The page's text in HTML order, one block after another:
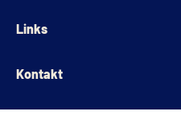
Links
Kontakt